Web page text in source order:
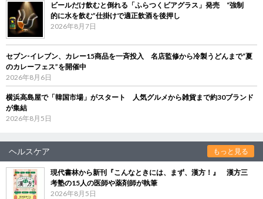
ビールだけ飲むと倒れる「ふらつくビアグラス」発売 “強制
的に水を飲む”仕掛けで適正飲酒を後押し
2026年8月7日
セブン‐イレブン、カレー15商品を一斉投入 名店監修から冷製うどんまで“夏
のカレーフェス”を開催中
2026年8月6日
横浜高島屋で「韓国市場」がスタート 人気グルメから雑貨まで約30ブランド
が集結
2026年8月5日
ヘルスケア もっと見る
現代書林から新刊『こんなときには、まず、漢方！』 漢方三
考塾の15人の医師や薬剤師が執筆
2026年8月5日